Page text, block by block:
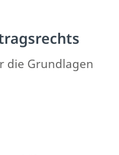
die Grundlagen